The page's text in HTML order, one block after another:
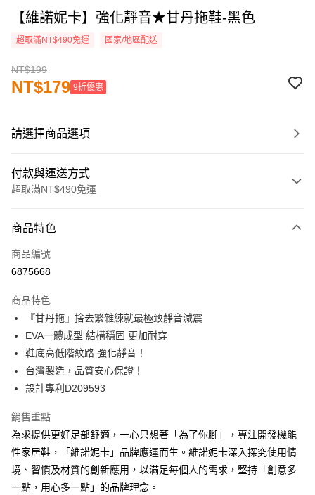
【維諾妮卡】強化靜音★甘丹拖鞋-黑色
超取滿NT$490免運 國家/地區配送
NT$199
NT$179 9折優惠
請選擇商品選項
付款與運送方式
超取滿NT$490免運
信用卡一次付款
超商取貨付款
Apple Pay
街口支付
悠遊付
Google Pay
AFTEE先享後付
相關說明
【關於「AFTEE先享後付」】
AFTEE先享後付是「在收到商品之後才付款」的支付方式。 讓您購物簡單
便利好安心！
１．簡單：不需註冊會員、不需綁卡、不需儲值。
商品特色
商品編號
6875668
商品特色
『甘丹拖』捨去繁雜練就最極致靜音減震
EVA一體成型 結構穩固 更加耐穿
鞋底高低階紋路 強化靜音！
台灣製造，品質安心保證！
設計專利D209593
銷售重點
為求提供更好足部舒適，一心只想著「為了你腳」，專注開發機能
性家居鞋，「維諾妮卡」品牌應運而生。維諾妮卡深入探究使用情
境、習慣及材質的創新應用，以滿足每個人的需求，堅持「創意多
一點，用心多一點」的品牌理念。